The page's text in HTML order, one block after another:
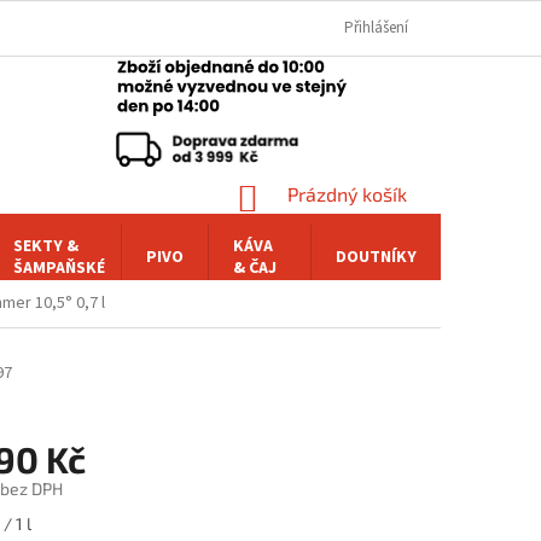
Přihlášení
NÁKUPNÍ
KOŠÍK
Prázdný košík
SEKTY &
ŠAMPAŇSKÉ
PIVO
KÁVA
& ČAJ
DOUTNÍKY
10,5° 0,7 l
Kč
DPH
/ 1 l